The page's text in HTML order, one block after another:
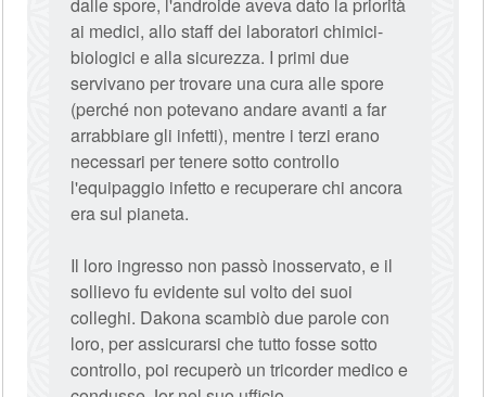
ai medici, allo staff dei laboratori chimici-
biologici e alla sicurezza. I primi due
servivano per trovare una cura alle spore
(perché non potevano andare avanti a far
arrabbiare gli infetti), mentre i terzi erano
necessari per tenere sotto controllo
l'equipaggio infetto e recuperare chi ancora
era sul pianeta.
Il loro ingresso non passò inosservato, e il
sollievo fu evidente sul volto dei suoi
colleghi. Dakona scambiò due parole con
loro, per assicurarsi che tutto fosse sotto
controllo, poi recuperò un tricorder medico e